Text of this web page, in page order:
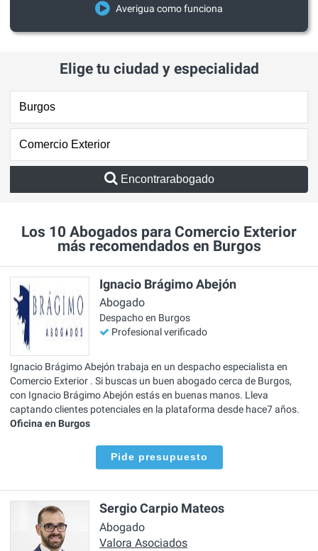
Averigua como funciona
Elige tu ciudad y especialidad
Encontrarabogado
Los 10 Abogados para Comercio Exterior
más recomendados en Burgos
Ignacio Brágimo Abejón
Abogado
Despacho en Burgos
Profesional verificado
Ignacio Brágimo Abejón trabaja en un despacho especialista en
Comercio Exterior . Si buscas un buen abogado cerca de Burgos,
con Ignacio Brágimo Abejón estás en buenas manos. Lleva
captando clientes potenciales en la plataforma desde hace7 años.
Oficina en Burgos
Pide presupuesto
Sergio Carpio Mateos
Abogado
Valora Asociados